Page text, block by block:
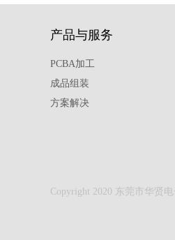
产品与服务
PCBA加工
成品组装
方案解决
Copyright 2020 东莞市华贤